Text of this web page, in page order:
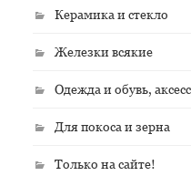
Керамика и стекло
Железки всякие
Одежда и обувь,
Для покоса и зерна
Только на сайте!